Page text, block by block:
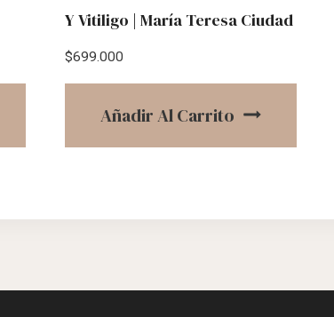
Y Vitiligo | María Teresa Ciudad
$699.000
Añadir Al Carrito